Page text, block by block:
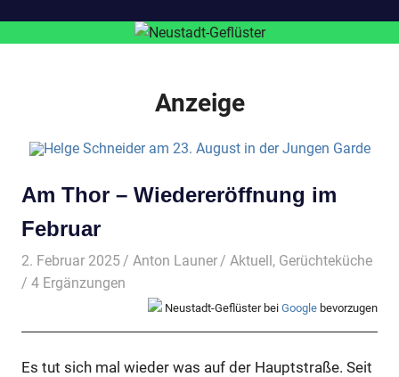
Anzeige
Am Thor – Wiedereröffnung im
Februar
2. Februar 2025 Anton Launer Aktuell, Gerüchteküche
/ 4 Ergänzungen
Neustadt-Geflüster bei Google bevorzugen
Es tut sich mal wieder was auf der Hauptstraße. Seit